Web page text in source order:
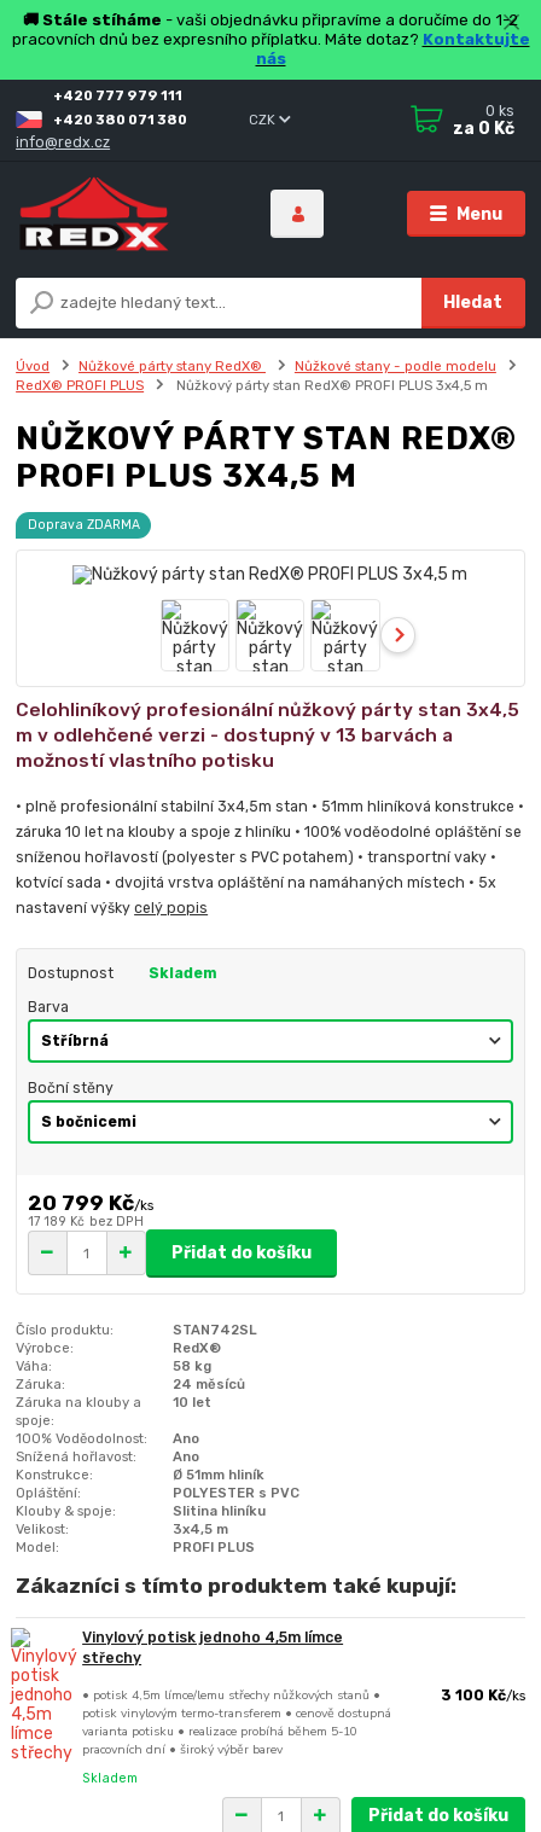
🚚 Stále stíháme - vaši objednávku připravíme a doručíme do 1-2
pracovních dnů bez expresního příplatku. Máte dotaz? Kontaktujte
nás
Menu
CZK
Hledat
+420 777 979 111
+420 380 071 380
info@redx.cz
0 ks
za 0 Kč
Úvod Nůžkové párty stany RedX®
Nůžkové stany - podle modelu
RedX® PROFI PLUS
Nůžkový párty stan RedX® PROFI PLUS 3x4,5 m
NŮŽKOVÝ PÁRTY STAN REDX®
PROFI PLUS 3X4,5 M
Doprava ZDARMA
Celohliníkový profesionální nůžkový párty stan 3x4,5
m v odlehčené verzi - dostupný v 13 barvách a
možností vlastního potisku
• plně profesionální stabilní 3x4,5m stan • 51mm hliníková konstrukce •
záruka 10 let na klouby a spoje z hliníku • 100% voděodolné opláštění se
sníženou hořlavostí (polyester s PVC potahem) • transportní vaky •
kotvící sada • dvojitá vrstva opláštění na namáhaných místech • 5x
nastavení výškycelý popis
Dostupnost Skladem
Barva
Boční stěny
20 799 Kč/ks
17 189 Kč bez DPH
Přidat do košíku
Číslo produktu:
STAN742SL
Výrobce:
RedX®
Váha:
58 kg
Záruka:
24 měsíců
Záruka na klouby a
spoje:
10 let
100% Voděodolnost:
Ano
Snížená hořlavost:
Ano
Konstrukce:
Ø 51mm hliník
Opláštění:
POLYESTER s PVC
Klouby & spoje:
Slitina hliníku
Velikost:
3x4,5 m
Model:
PROFI PLUS
Zákazníci s tímto produktem také kupují:
Vinylový potisk jednoho 4,5m límce
střechy
• potisk 4,5m límce/lemu střechy nůžkových stanů •
potisk vinylovým termo-transferem • cenově dostupná
varianta potisku • realizace probíhá během 5-10
pracovních dní • široký výběr barev
3 100 Kč/ks
Skladem
Přidat do košíku